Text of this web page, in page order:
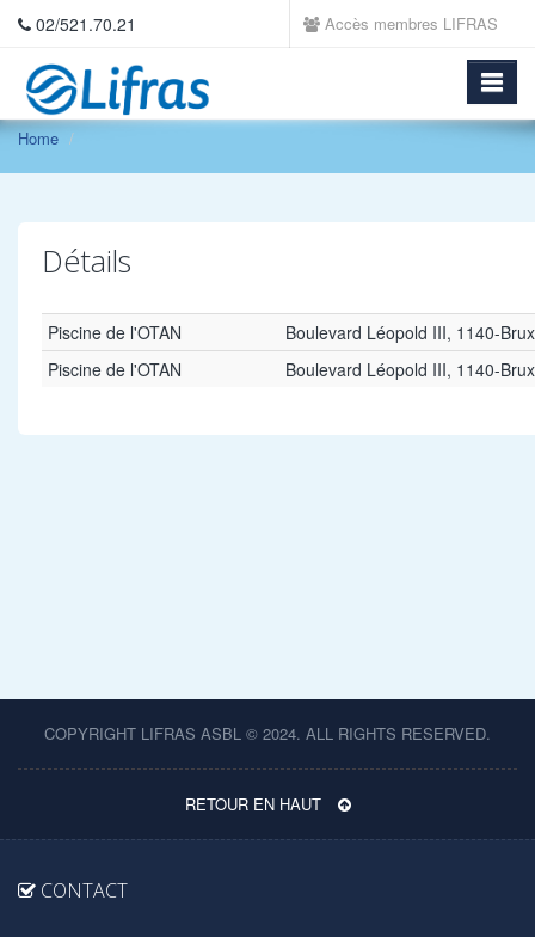
02/521.70.21 Accès membres LIFRAS
Home
Détails
Piscine de l'OTAN
Boulevard Léopold III, 1140-
Piscine de l'OTAN
Boulevard Léopold III, 1140-
COPYRIGHT LIFRAS ASBL © 2024. ALL RIGHTS RESERVED.
RETOUR EN HAUT
CONTACT